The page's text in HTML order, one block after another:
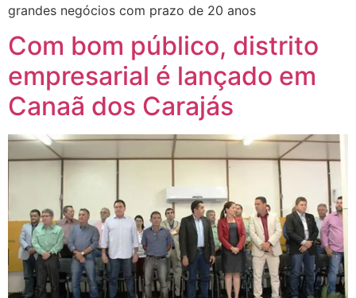
grandes negócios com prazo de 20 anos
Com bom público, distrito
empresarial é lançado em
Canaã dos Carajás